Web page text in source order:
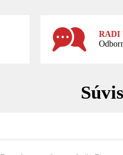
RADI